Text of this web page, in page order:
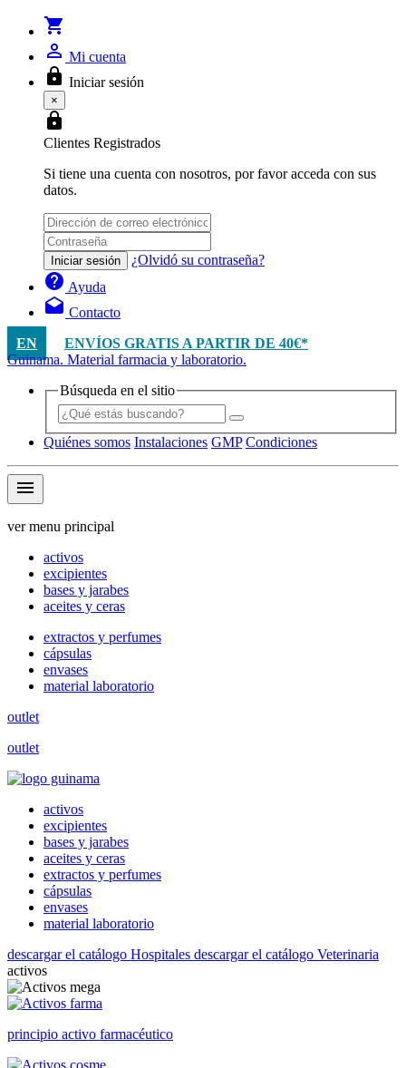
shopping_cart
person_outline Mi cuenta
lock Iniciar sesión
×
lock
Clientes Registrados
Si tiene una cuenta con nosotros, por favor acceda con sus
datos.
Iniciar sesión ¿Olvidó su contraseña?
help Ayuda
drafts Contacto
EN
ENVÍOS GRATIS A PARTIR DE 40€*
Guinama. Material farmacia y laboratorio.
Búsqueda en el sitio
Quiénes somos Instalaciones GMP Condiciones
menu
ver menu principal
activos
excipientes
bases y jarabes
aceites y ceras
extractos y perfumes
cápsulas
envases
material laboratorio
outlet
outlet
activos
excipientes
bases y jarabes
aceites y ceras
extractos y perfumes
cápsulas
envases
material laboratorio
descargar el catálogo Hospitales descargar el catálogo Veterinaria
activos
principio activo farmacéutico